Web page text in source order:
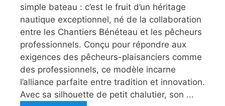
simple bateau : c’est le fruit d’un héritage
nautique exceptionnel, né de la collaboration
entre les Chantiers Bénéteau et les pêcheurs
professionnels. Conçu pour répondre aux
exigences des pêcheurs-plaisanciers comme
des professionnels, ce modèle incarne
l’alliance parfaite entre tradition et innovation.
Avec sa silhouette de petit chalutier, son ...